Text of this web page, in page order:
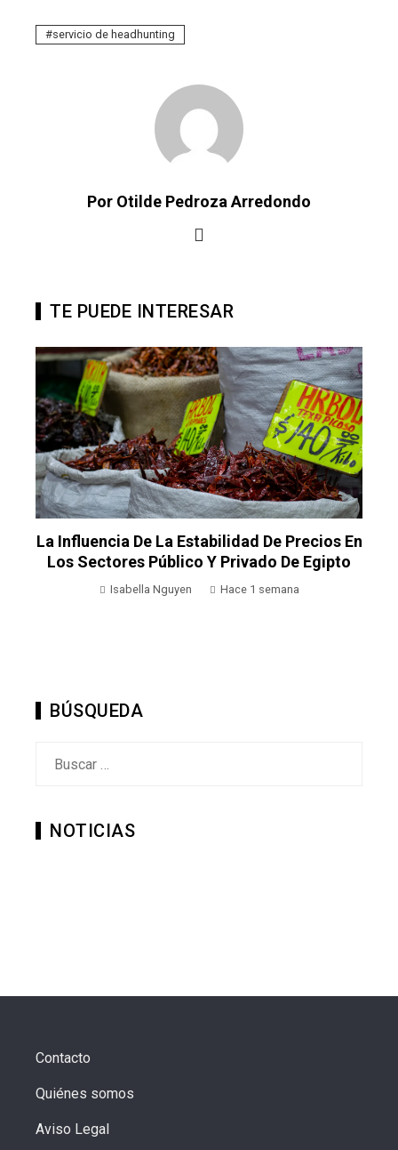
servicio de headhunting
Por Otilde Pedroza Arredondo
TE PUEDE INTERESAR
La Influencia De La Estabilidad De Precios En
Los Sectores Público Y Privado De Egipto
Isabella Nguyen Hace 1 semana
BÚSQUEDA
NOTICIAS
Contacto
Quiénes somos
Aviso Legal